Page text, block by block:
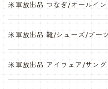
米軍放出品 つなぎ/オールイン
米軍放出品 靴/シューズ/ブーツ
米軍放出品 アイウェア/サン